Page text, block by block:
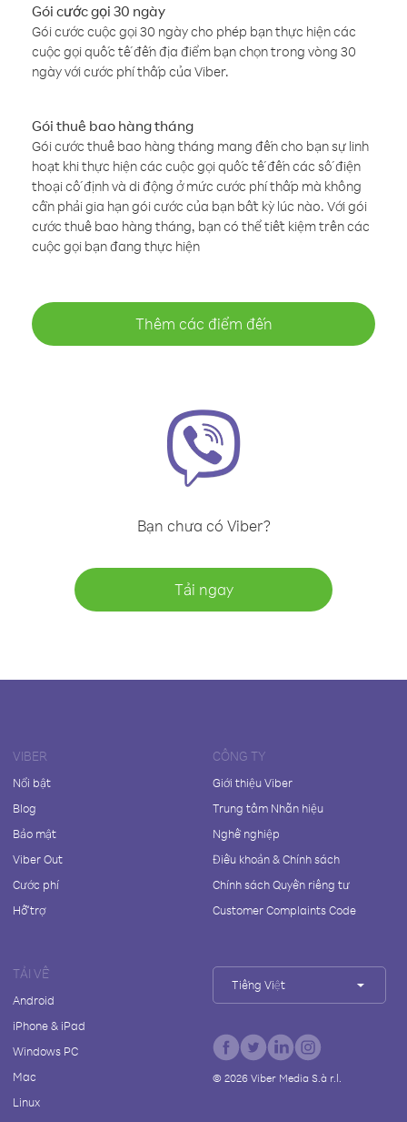
Gói cước gọi 30 ngày
Gói cước cuộc gọi 30 ngày cho phép bạn thực hiện các
cuộc gọi quốc tế đến địa điểm bạn chọn trong vòng 30
ngày với cước phí thấp của Viber.
Gói thuê bao hàng tháng
Gói cước thuê bao hàng tháng mang đến cho bạn sự linh
hoạt khi thực hiện các cuộc gọi quốc tế đến các số điện
thoại cố định và di động ở mức cước phí thấp mà không
cần phải gia hạn gói cước của bạn bất kỳ lúc nào. Với gói
cước thuê bao hàng tháng, bạn có thể tiết kiệm trên các
cuộc gọi bạn đang thực hiện
Thêm các điểm đến
Bạn chưa có Viber?
Tải ngay
VIBER
Nổi bật
Blog
Bảo mật
Viber Out
Cước phí
Hỗ trợ
CÔNG TY
Giới thiệu Viber
Trung tâm Nhãn hiệu
Nghề nghiệp
Điều khoản & Chính sách
Chính sách Quyền riêng tư
Customer Complaints Code
TẢI VỀ
Android
iPhone & iPad
Windows PC
Mac
Linux
Tiếng Việt
© 2026Viber Media S.à r.l.